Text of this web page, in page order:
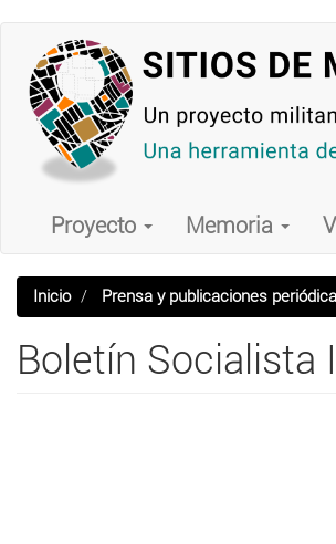
contenido
principal
Main
navigation
Proyecto Memoria
Inicio Prensa y publicaciones
Boletín Socialista